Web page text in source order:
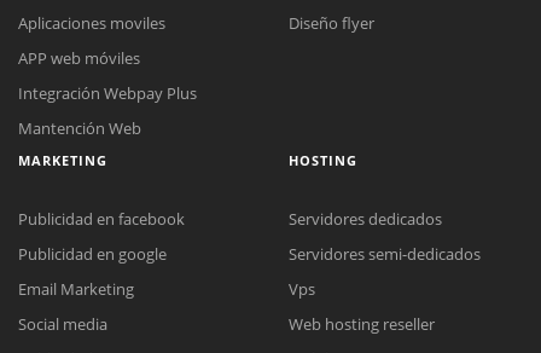
Aplicaciones moviles
APP web móviles
Integración Webpay Plus
Mantención Web
Diseño flyer
MARKETING
Publicidad en facebook
Publicidad en google
Email Marketing
Social media
HOSTING
Servidores dedicados
Servidores semi-dedicados
Vps
Web hosting reseller